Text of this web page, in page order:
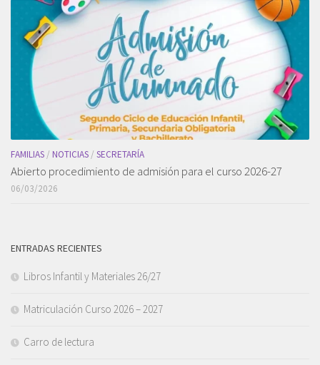
FAMILIAS/ NOTICIAS/ SECRETARÍA
Abierto procedimiento de admisión para el curso 2026-27
06/03/2026
ENTRADAS RECIENTES
Libros Infantil y Materiales 26/27
Matriculación Curso 2026 – 2027
Carro de lectura